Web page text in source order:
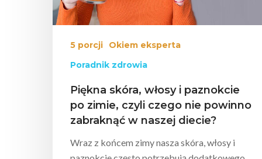
5 porcji
Okiem eksperta
Poradnik zdrowia
Piękna skóra, włosy i paznokcie
po zimie, czyli czego nie powinno
zabraknąć w naszej diecie?
Wraz z końcem zimy nasza skóra, włosy i